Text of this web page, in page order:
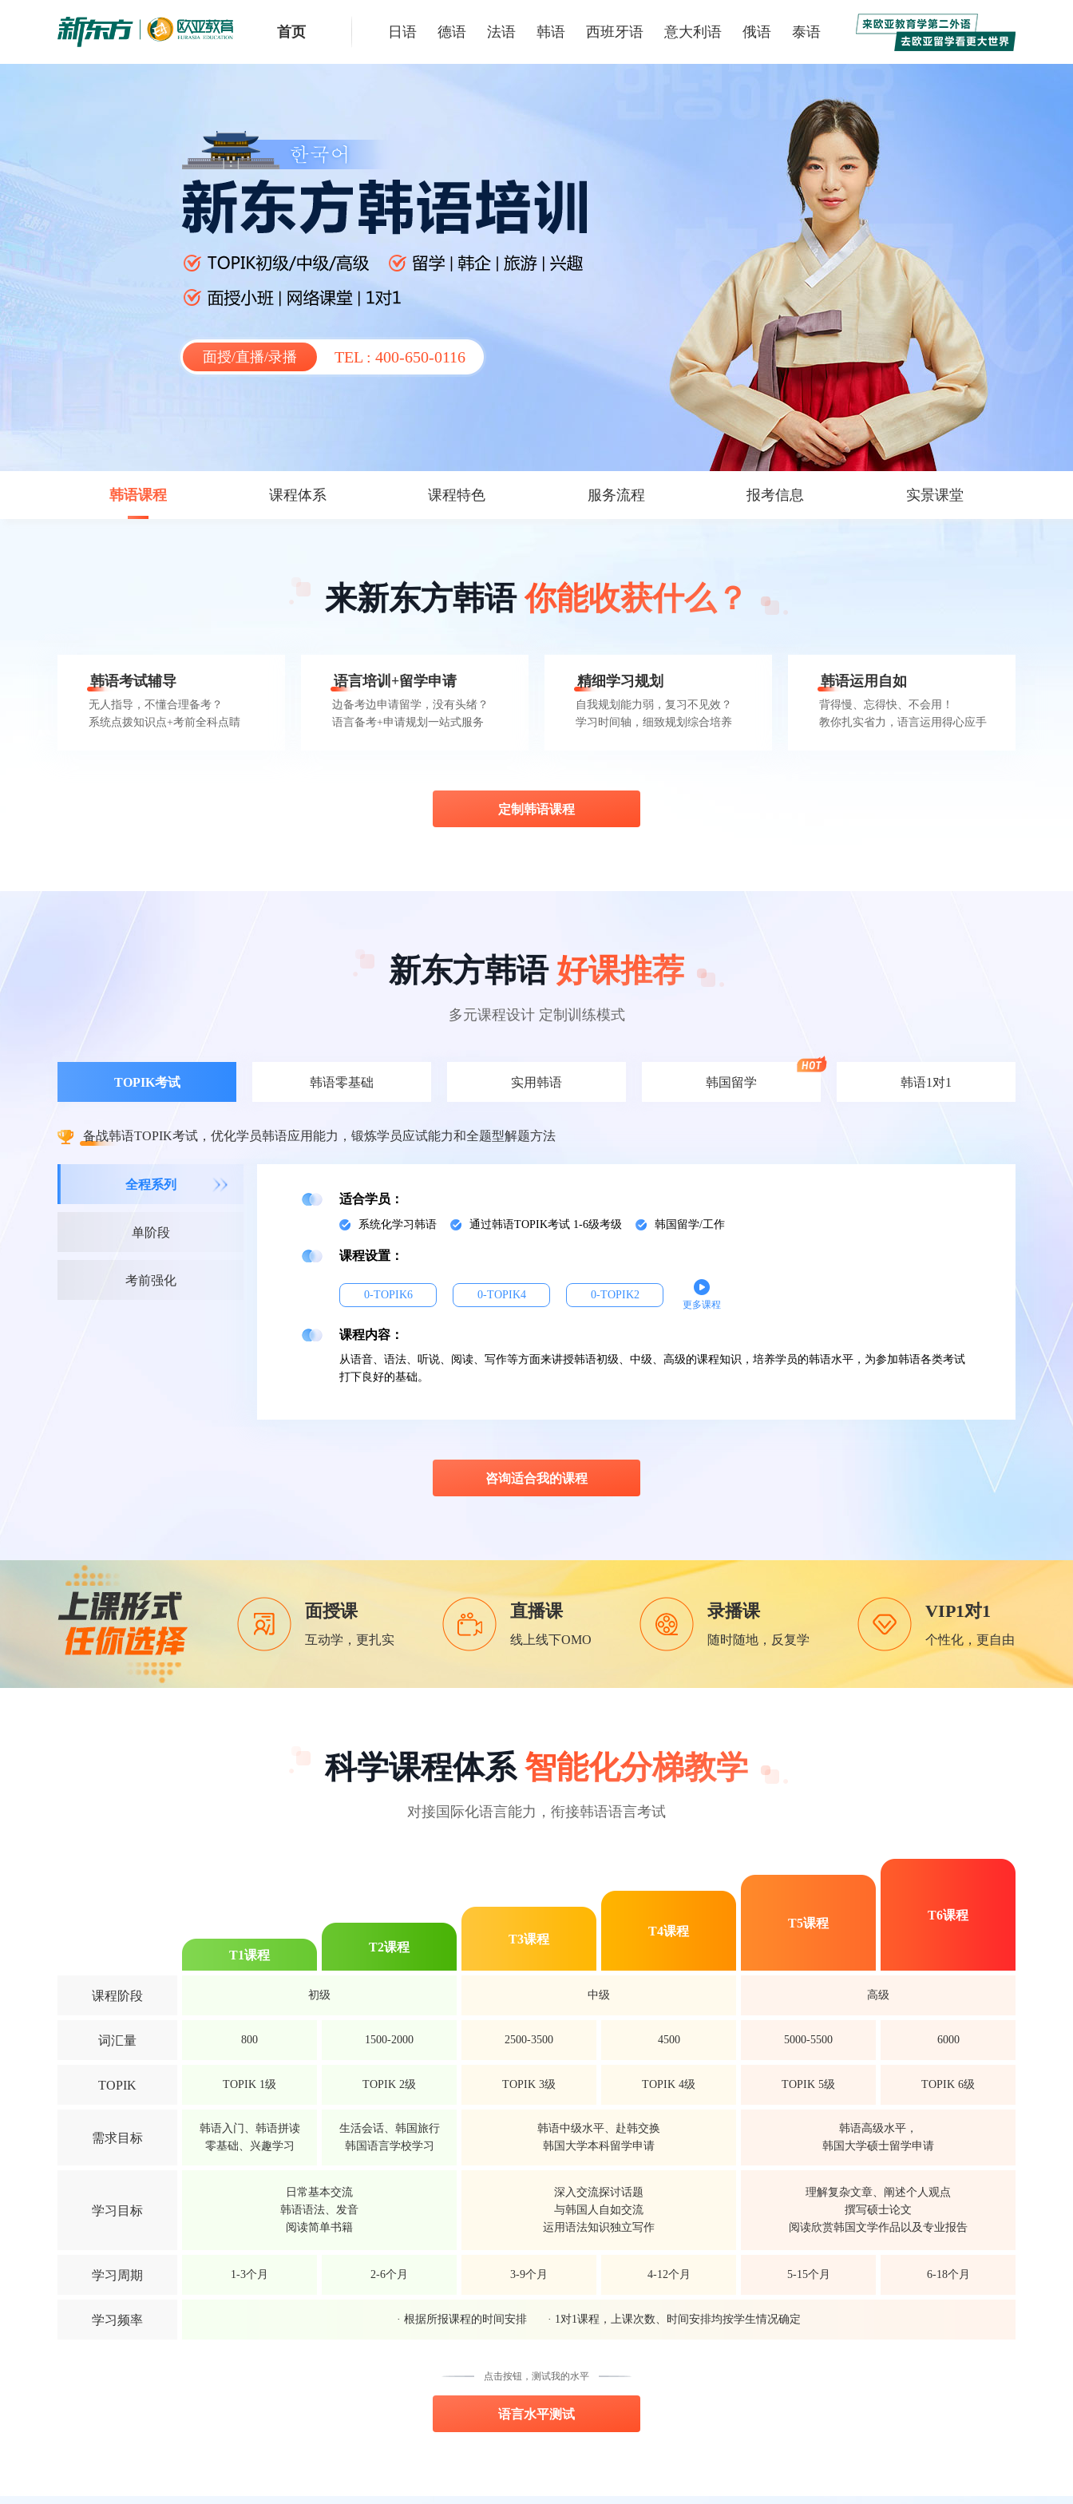
首页 日语 德语 法语 韩语 西班牙语 意大利语 俄语 泰语
面授/直播/录播 TEL : 400-650-0116
韩语课程 课程体系 课程特色 服务流程 报考信息 实景课堂
来新东方韩语 你能收获什么？
韩语考试辅导
无人指导，不懂合理备考？
系统点拨知识点+考前全科点睛
语言培训+留学申请
边备考边申请留学，没有头绪？
语言备考+申请规划一站式服务
精细学习规划
自我规划能力弱，复习不见效？
学习时间轴，细致规划综合培养
韩语运用自如
背得慢、忘得快、不会用！
教你扎实省力，语言运用得心应手
定制韩语课程
新东方韩语 好课推荐
多元课程设计 定制训练模式
TOPIK考试 韩语零基础 实用韩语 韩国留学 韩语1对1
备战韩语TOPIK考试，优化学员韩语应用能力，锻炼学员应试能力和全题型解题方法
全程系列
单阶段
考前强化
适合学员：
系统化学习韩语 通过韩语TOPIK考试 1-6级考级 韩国留学/工作
课程设置：
0-TOPIK6 0-TOPIK4 0-TOPIK2
更多课程
课程内容：
从语音、语法、听说、阅读、写作等方面来讲授韩语初级、中级、高级的课程知识，培养学员的韩语水平，为参加韩语各类考试
打下良好的基础。
咨询适合我的课程
面授课
互动学，更扎实
直播课
线上线下OMO
录播课
随时随地，反复学
VIP1对1
个性化，更自由
科学课程体系 智能化分梯教学
对接国际化语言能力，衔接韩语语言考试
课程阶段
词汇量
TOPIK
需求目标
学习目标
学习周期
学习频率
T1课程
T2课程
T3课程
T4课程
T5课程
T6课程
初级 中级 高级
800 1500-2000 2500-3500 4500 5000-5500 6000
TOPIK 1级 TOPIK 2级 TOPIK 3级 TOPIK 4级 TOPIK 5级 TOPIK 6级
韩语入门、韩语拼读
零基础、兴趣学习
生活会话、韩国旅行
韩国语言学校学习
韩语中级水平、赴韩交换
韩国大学本科留学申请
韩语高级水平，
韩国大学硕士留学申请
日常基本交流
韩语语法、发音
阅读简单书籍
深入交流探讨话题
与韩国人自如交流
运用语法知识独立写作
理解复杂文章、阐述个人观点
撰写硕士论文
阅读欣赏韩国文学作品以及专业报告
1-3个月 2-6个月 3-9个月 4-12个月 5-15个月 6-18个月
· 根据所报课程的时间安排 · 1对1课程，上课次数、时间安排均按学生情况确定
点击按钮，测试我的水平
语言水平测试